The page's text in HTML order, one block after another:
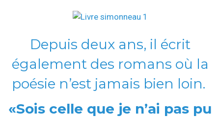
Depuis deux ans, il écrit
également des romans où la
poésie n’est jamais bien loin.
«Sois celle que je n’ai pas pu